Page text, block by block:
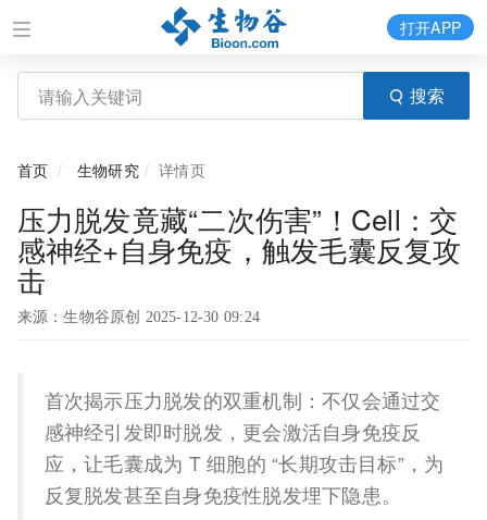
搜索
打开APP
首页 生物研究 详情页
压力脱发竟藏“二次伤害”！Cell：交
感神经+自身免疫，触发毛囊反复攻
击
来源：生物谷原创 2025-12-30 09:24
首次揭示压力脱发的双重机制：不仅会通过交
感神经引发即时脱发，更会激活自身免疫反
应，让毛囊成为 T 细胞的 “长期攻击目标”，为
反复脱发甚至自身免疫性脱发埋下隐患。